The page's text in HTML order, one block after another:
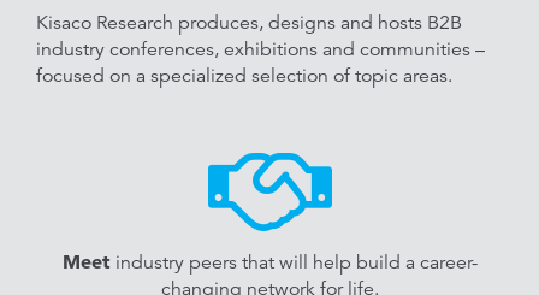
Kisaco Research produces, designs and hosts B2B
industry conferences, exhibitions and communities –
focused on a specialized selection of topic areas.
Meetindustry peers that will help build a career-
changing network for life.